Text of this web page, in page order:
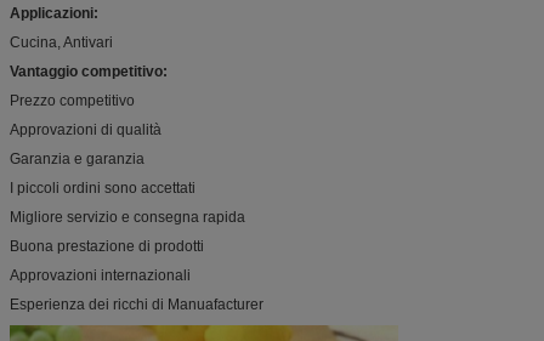
Applicazioni:
Cucina, Antivari
Vantaggio competitivo:
Prezzo competitivo
Approvazioni di qualità
Garanzia e garanzia
I piccoli ordini sono accettati
Migliore servizio e consegna rapida
Buona prestazione di prodotti
Approvazioni internazionali
Esperienza dei ricchi di Manuafacturer